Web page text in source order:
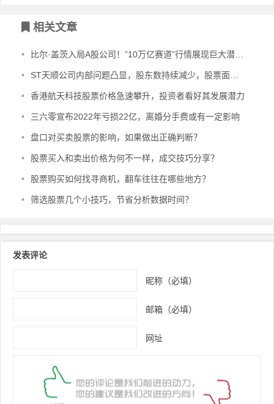
文章导航
相关文章
• 比尔·盖茨入局A股公司！”10万亿赛道”行情展现巨大潜力？
• ST天顺公司内部问题凸显，股东数持续减少，股票面临风险警示
• 香港航天科技股票价格急速攀升，投资者看好其发展潜力
• 三六零宣布2022年亏损22亿，离婚分手费或有一定影响
• 盘口对买卖股票的影响，如果做出正确判断？
• 股票买入和卖出价格为何不一样，成交技巧分享？
• 股票购买如何找寻商机，翻车往往在哪些地方？
• 筛选股票几个小技巧，节省分析数据时间？
发表评论
昵称（必填）
邮箱（必填）
网址